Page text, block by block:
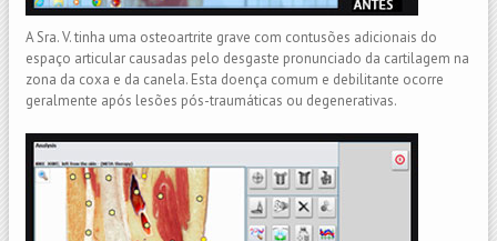
A Sra. V. tinha uma osteoartrite grave com contusões adicionais do
espaço articular causadas pelo desgaste pronunciado da cartilagem na
zona da coxa e da canela. Esta doença comum e debilitante ocorre
geralmente após lesões pós-traumáticas ou degenerativas.